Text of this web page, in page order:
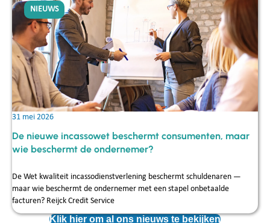
NIEUWS
31 mei 2026
De nieuwe incassowet beschermt consumenten, maar
wie beschermt de ondernemer?
De Wet kwaliteit incassodienstverlening beschermt schuldenaren —
maar wie beschermt de ondernemer met een stapel onbetaalde
facturen? Reijck Credit Service
Klik hier om al ons nieuws te bekijken